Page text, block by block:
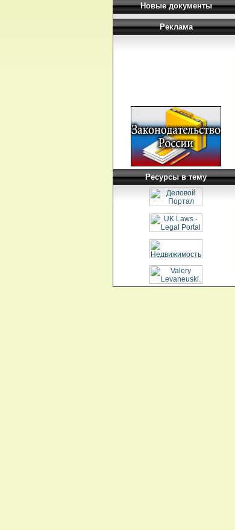
Новые документы
Реклама
Ресурсы в тему